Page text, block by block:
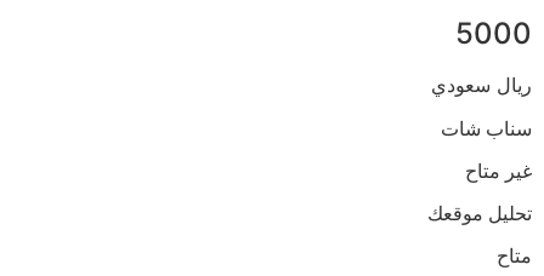
5000
ريال سعودي
سناب شات
غير متاح
تحليل موقعك
متاح